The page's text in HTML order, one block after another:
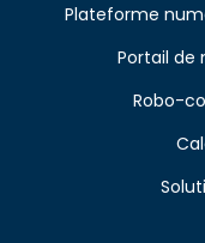
Plateforme
Portail de
Robo-